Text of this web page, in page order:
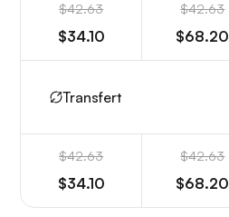
$42.63
$34.10
$42.63
$68.20
Transfert
$42.63
$34.10
$42.63
$68.20